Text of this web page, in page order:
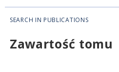
SEARCH IN PUBLICATIONS
Zawartość tomu